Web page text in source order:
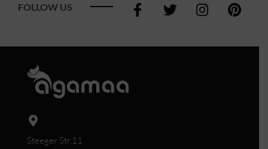
FOLLOW US
Steeger Str.11